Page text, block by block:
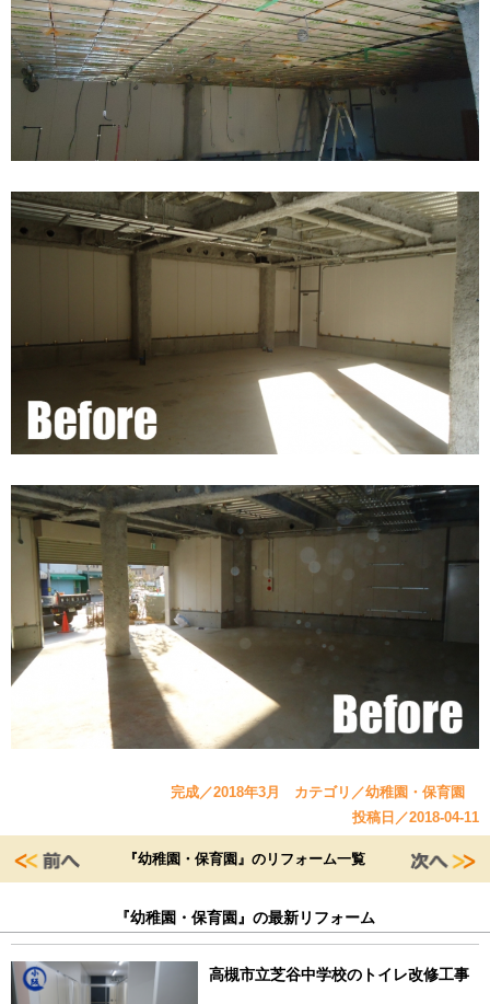
完成／2018年3月 カテゴリ／幼稚園・保育園
投稿日／2018-04-11
『幼稚園・保育園』のリフォーム一覧
『幼稚園・保育園』の最新リフォーム
高槻市立芝谷中学校のトイレ改修工事